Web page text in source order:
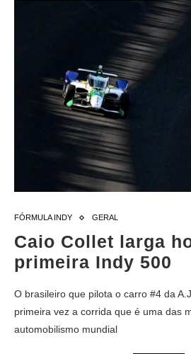
FÓRMULA INDY GERAL
Caio Collet larga
primeira Indy 500
O brasileiro que pilota o carro #4 da
primeira vez a corrida que é uma das
automobilismo mundial